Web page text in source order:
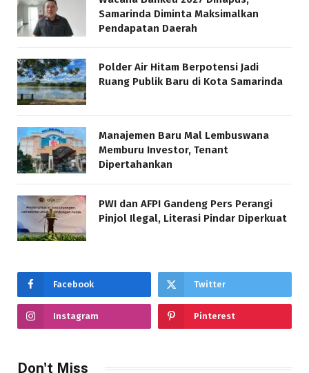
Samarinda Diminta Maksimalkan
Pendapatan Daerah
Polder Air Hitam Berpotensi Jadi
Ruang Publik Baru di Kota Samarinda
Manajemen Baru Mal Lembuswana
Memburu Investor, Tenant
Dipertahankan
PWI dan AFPI Gandeng Pers Perangi
Pinjol Ilegal, Literasi Pindar Diperkuat
Facebook Twitter
Instagram Pinterest
Don't Miss